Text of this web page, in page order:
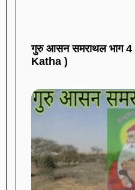
गुरु आसन समराथल भाग
Katha )